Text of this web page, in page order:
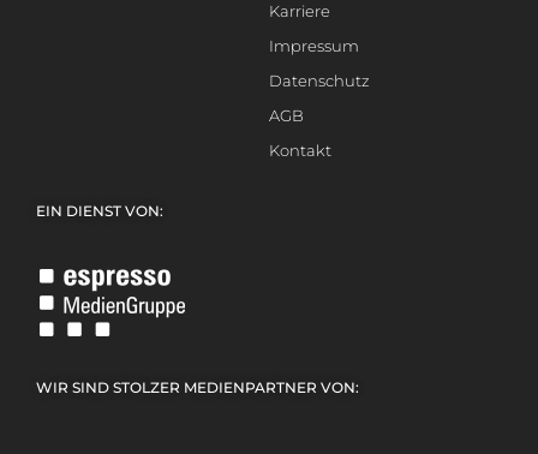
Karriere
Impressum
Datenschutz
AGB
Kontakt
EIN DIENST VON:
WIR SIND STOLZER MEDIENPARTNER VON: